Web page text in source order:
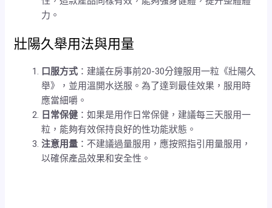
力。
壯陽久舉用法與用量
口服方式 ：建議在房事前20-30分鐘服用一粒《壯陽久
舉》，並用溫開水送服。為了達到最佳效果，服用時
應當細嚼。
日常保健 ：如果是用作日常保健，建議每三天服用一
粒，能夠有效保持良好的性功能狀態。
注意用量 ：不建議過量服用，應按照指引用量服用，
以確保產品效果和安全性。